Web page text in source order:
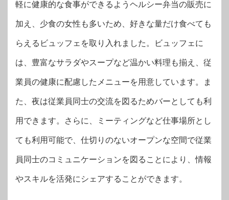
軽に健康的な食事ができるようヘルシー弁当の販売に
加え、少食の女性も多いため、好きな量だけ食べても
らえるビュッフェを取り入れました。ビュッフェに
は、豊富なサラダやスープなど温かい料理も揃え、従
業員の健康に配慮したメニューを用意しています。ま
た、夜は従業員同士の交流を図るためバーとしても利
用できます。さらに、ミーティングなど仕事場所とし
ても利用可能で、仕切りのないオープンな空間で従業
員同士のコミュニケーションを図ることにより、情報
やスキルを活発にシェアすることができます。